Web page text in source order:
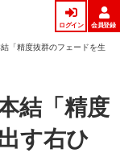
ログイン 会員登録
「精度抜群のフェードを生
結「精度
す右ひ